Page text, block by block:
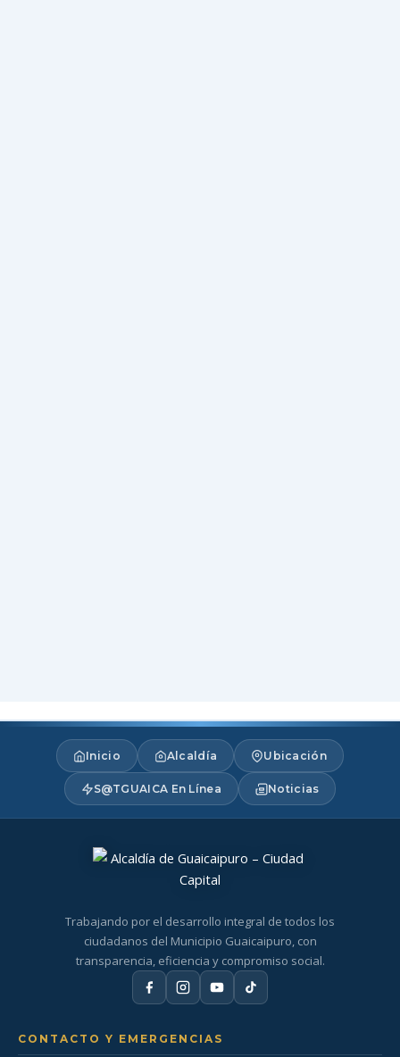
Inicio Alcaldía Ubicación
S@TGUAICA En Línea Noticias
Trabajando por el desarrollo integral de todos los
ciudadanos del Municipio Guaicaipuro, con
transparencia, eficiencia y compromiso social.
CONTACTO Y EMERGENCIAS